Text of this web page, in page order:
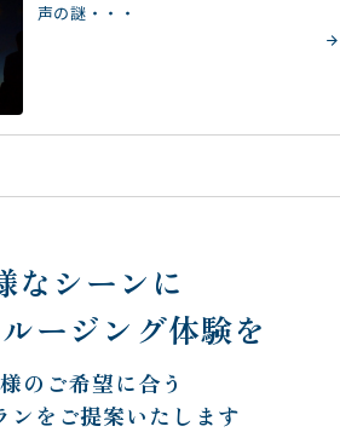
声の謎・・・
なシーンに
ージング体験を
のご希望に合う
ンをご提案いたします